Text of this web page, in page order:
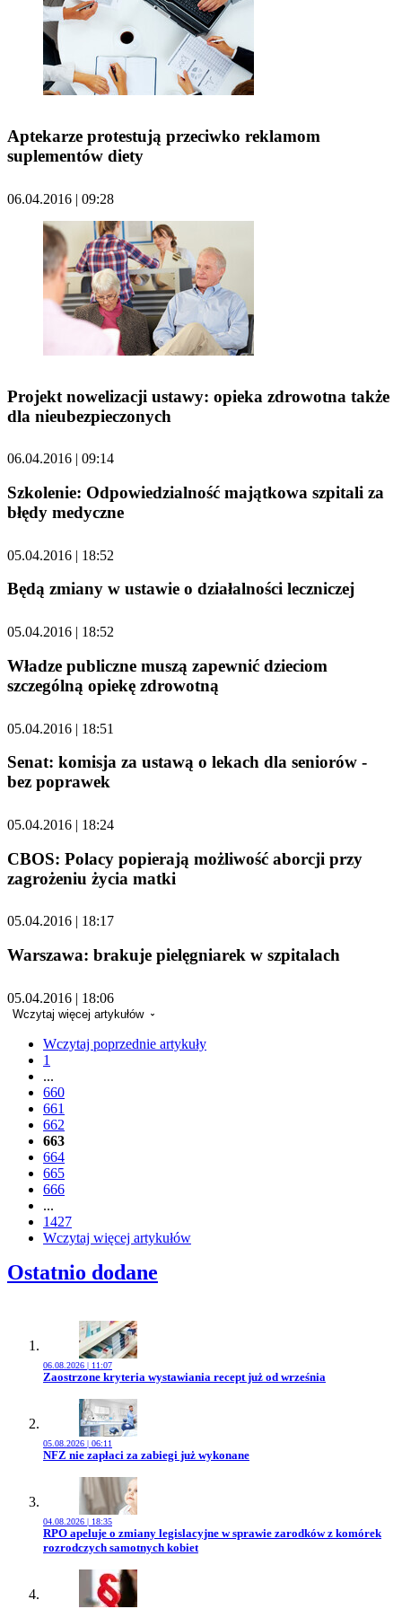
Aptekarze protestują przeciwko reklamom
suplementów diety
06.04.2016 | 09:28
Projekt nowelizacji ustawy: opieka zdrowotna także
dla nieubezpieczonych
06.04.2016 | 09:14
Szkolenie: Odpowiedzialność majątkowa szpitali za
błędy medyczne
05.04.2016 | 18:52
Będą zmiany w ustawie o działalności leczniczej
05.04.2016 | 18:52
Władze publiczne muszą zapewnić dzieciom
szczególną opiekę zdrowotną
05.04.2016 | 18:51
Senat: komisja za ustawą o lekach dla seniorów -
bez poprawek
05.04.2016 | 18:24
CBOS: Polacy popierają możliwość aborcji przy
zagrożeniu życia matki
05.04.2016 | 18:17
Warszawa: brakuje pielęgniarek w szpitalach
05.04.2016 | 18:06
Wczytaj więcej artykułów
Wczytaj poprzednie artykuły
1
...
660
661
662
663
664
665
666
...
1427
Wczytaj więcej artykułów
Ostatnio dodane
06.08.2026 | 11:07
Przejdź do artykułu:
Zaostrzone kryteria wystawiania recept już od września
05.08.2026 | 06:11
Przejdź do artykułu:
NFZ nie zapłaci za zabiegi już wykonane
04.08.2026 | 18:35
Przejdź do artykułu:
RPO apeluje o zmiany legislacyjne w sprawie zarodków z komórek
rozrodczych samotnych kobiet